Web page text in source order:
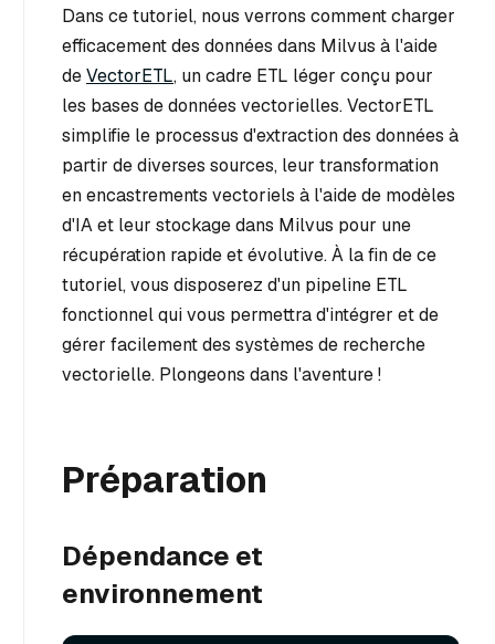
Dans ce tutoriel, nous verrons comment charger
efficacement des données dans Milvus à l'aide
deVectorETL, un cadre ETL léger conçu pour
les bases de données vectorielles. VectorETL
simplifie le processus d'extraction des données à
partir de diverses sources, leur transformation
en encastrements vectoriels à l'aide de modèles
d'IA et leur stockage dans Milvus pour une
récupération rapide et évolutive. À la fin de ce
tutoriel, vous disposerez d'un pipeline ETL
fonctionnel qui vous permettra d'intégrer et de
gérer facilement des systèmes de recherche
vectorielle. Plongeons dans l'aventure !
Préparation
Dépendance et
environnement